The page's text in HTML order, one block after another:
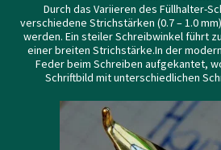
Durch das Variieren des Füllhalter-
verschiedene Strichstärken (0.7 – 1.0
werden. Ein steiler Schreibwinkel führt
einer breiten Strichstärke.In der
Feder beim Schreiben aufgekantet,
Schriftbild mit unterschiedlichen